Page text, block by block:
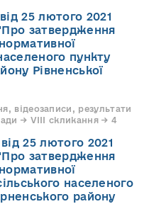
25 лютого 2021
затвердження
пункту
Рівненської
відеозаписи, результати
→ VIII скликання → 4
25 лютого 2021
затвердження
населеного
району